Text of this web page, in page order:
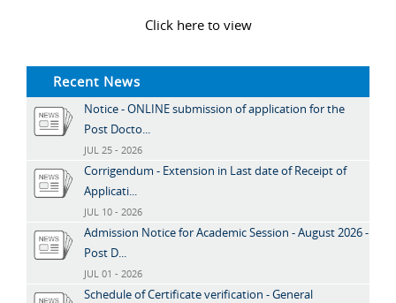
Click here to view
Recent News
Notice - ONLINE submission of application for the
Post Docto...
JUL 25 - 2026
Corrigendum - Extension in Last date of Receipt of
Applicati...
JUL 10 - 2026
Admission Notice for Academic Session - August 2026 -
Post D...
JUL 01 - 2026
Schedule of Certificate verification - General